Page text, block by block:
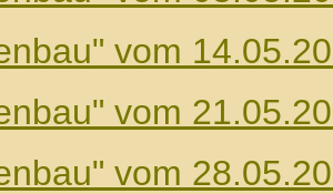
vom
vom
vom